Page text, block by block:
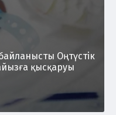
Оңтүстік
қысқаруы